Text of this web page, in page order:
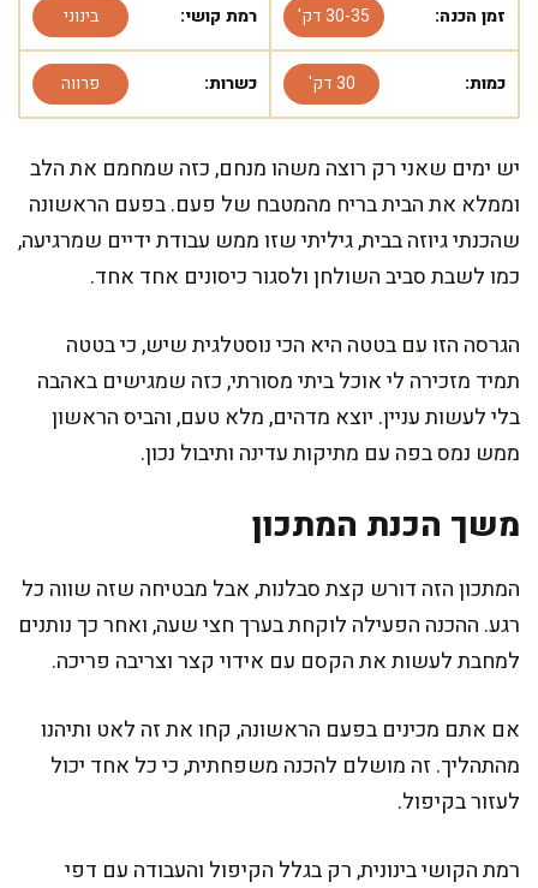
זמן הכנה: 30-35 דק' רמת קושי: בינוני
כמות: 30 דק' כשרות: פרווה
יש ימים שאני רק רוצה משהו מנחם, כזה שמחמם את הלב
וממלא את הבית בריח מהמטבח של פעם. בפעם הראשונה
שהכנתי גיוזה בבית, גיליתי שזו ממש עבודת ידיים שמרגיעה,
כמו לשבת סביב השולחן ולסגור כיסונים אחד אחד.
הגרסה הזו עם בטטה היא הכי נוסטלגית שיש, כי בטטה
תמיד מזכירה לי אוכל ביתי מסורתי, כזה שמגישים באהבה
בלי לעשות עניין. יוצא מדהים, מלא טעם, והביס הראשון
ממש נמס בפה עם מתיקות עדינה ותיבול נכון.
משך הכנת המתכון
המתכון הזה דורש קצת סבלנות, אבל מבטיחה שזה שווה כל
רגע. ההכנה הפעילה לוקחת בערך חצי שעה, ואחר כך נותנים
למחבת לעשות את הקסם עם אידוי קצר וצריבה פריכה.
אם אתם מכינים בפעם הראשונה, קחו את זה לאט ותיהנו
מהתהליך. זה מושלם להכנה משפחתית, כי כל אחד יכול
לעזור בקיפול.
רמת הקושי בינונית, רק בגלל הקיפול והעבודה עם דפי